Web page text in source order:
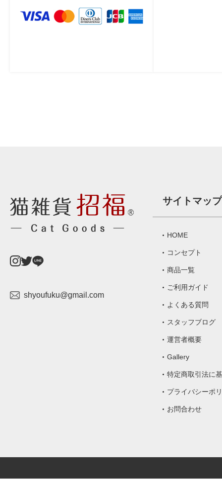
shyoufuku@gmail.com
サイトマップ
HOME
コンセプト
商品一覧
ご利用ガイド
よくある質問
スタッフブログ
運営者概要
Gallery
特定商取引法に
プライバシーポ
お問合わせ